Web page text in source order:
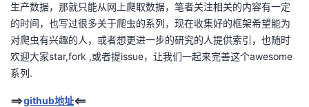
发
者
开
发
的
Programs
我
的
生产数据，那就只能从网上爬取数据，笔者关注相关的内容有一定
的时间，也写过很多关于爬虫的系列，现在收集好的框架希望能为
对爬虫有兴趣的人，或者想更进一步的研究的人提供索引，也随时
欢迎大家star,fork ,或者提issue，让我们一起来完善这个awesome
系列.
==>github地址<==